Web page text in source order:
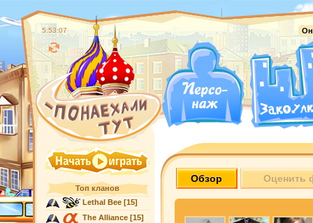
5:53:08
Топ кланов
Lethal Bee[15]
The Alliance[15]
Обзор Оценить